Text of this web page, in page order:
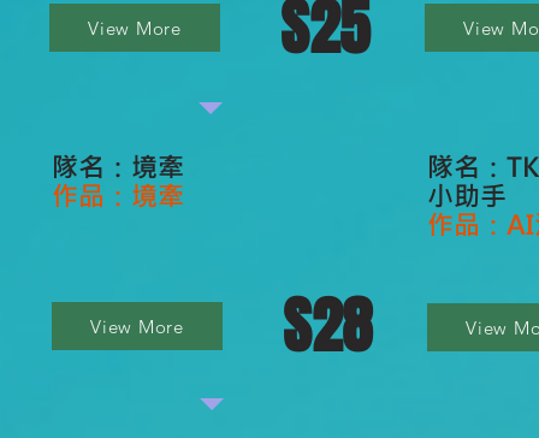
View More S25
隊名：境牽
作品：境牽
View More S28
View
隊名：
小助手
作品：
View